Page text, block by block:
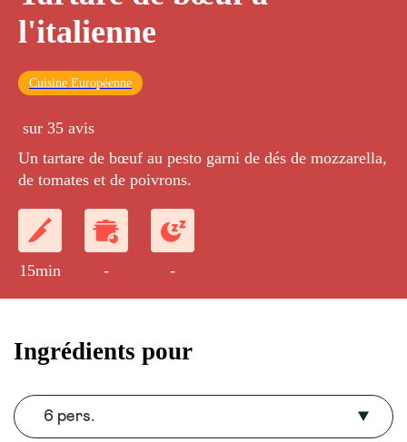
l'italienne
Cuisine Européenne
sur 35 avis
Un tartare de bœuf au pesto garni de dés de mozzarella,
de tomates et de poivrons.
15min - -
Ingrédients pour
6 pers.